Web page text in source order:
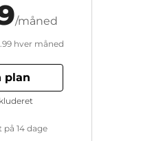
/måned
hver måned
plan
14 dage